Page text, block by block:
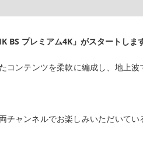
プレミアム4K」がスタートします
コンテンツを柔軟に編成し、地上
チャンネルでお楽しみいただいて